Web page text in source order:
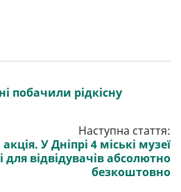
побачили рідкісну
Наступна стаття:
У Дніпрі 4 міські музеї
для відвідувачів абсолютно
безкоштовно